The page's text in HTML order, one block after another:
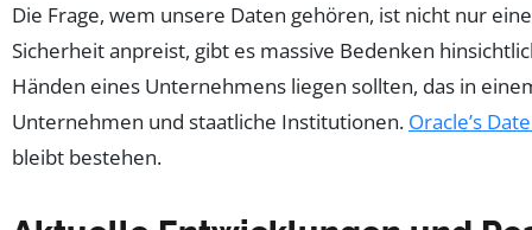
Die Frage, wem unsere Daten gehören, ist nicht nur
Sicherheit anpreist, gibt es massive Bedenken
Händen eines Unternehmens liegen sollten, das in
Unternehmen und staatliche Institutionen. Oracle’s
bleibt bestehen.